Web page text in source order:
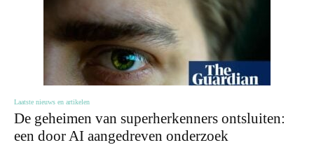
Laatste nieuws en artikelen
De geheimen van superherkenners ontsluiten:
een door AI aangedreven onderzoek